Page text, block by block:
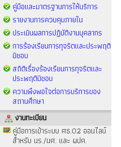
คู่มือและมาตรฐานการให้บริการ
รายงานการควบคุมภายใน
ประเมินผลการปฏิบัติงานบุคลากร
การร้องเรียนการทุจริตและประพฤติ
มิชอบ
สถิติเรื่องร้องเรียนการทุจริตและ
ประพฤติมิชอบ
ความพึงพอใจต่อการบริการของ
สถานศึกษา
งานทะเบียน
คู่มือการเข้าระบบ ศธ.02 ออนไลน์
สำหรับ นร./นศ. และ ผปค.